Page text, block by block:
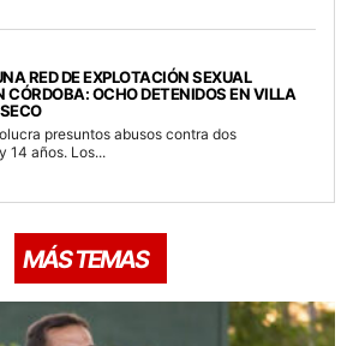
RED DE EXPLOTACIÓN SEXUAL
CÓRDOBA: OCHO DETENIDOS EN VILLA
presuntos abusos contra dos
14 años. Los...
MÁS TEMAS